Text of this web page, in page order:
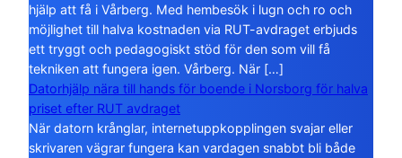
hjälp att få i Vårberg. Med hembesök i lugn och ro och
möjlighet till halva kostnaden via RUT-avdraget erbjuds
ett tryggt och pedagogiskt stöd för den som vill få
tekniken att fungera igen. Vårberg. När […]
Datorhjälp nära till hands för boende i Norsborg för halva
priset efter RUT avdraget
När datorn krånglar, internetuppkopplingen svajar eller
skrivaren vägrar fungera kan vardagen snabbt bli både